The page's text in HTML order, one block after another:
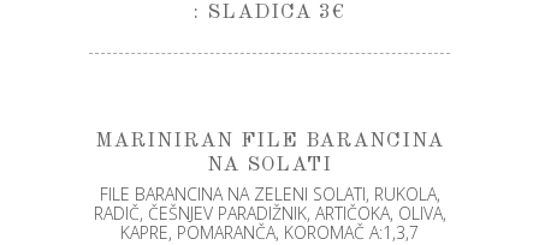
: SLADICA 3€
MARINIRAN FILE BARANCINA
NA SOLATI
FILE BARANCINA NA ZELENI SOLATI, RUKOLA,
RADIČ, ČEŠNJEV PARADIŽNIK, ARTIČOKA, OLIVA,
KAPRE, POMARANČA, KOROMAČ A:1,3,7